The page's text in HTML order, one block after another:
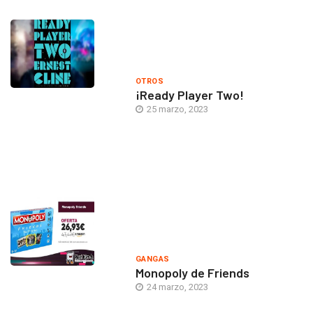
OTROS
¡Ready Player Two!
25 marzo, 2023
GANGAS
Monopoly de Friends
24 marzo, 2023